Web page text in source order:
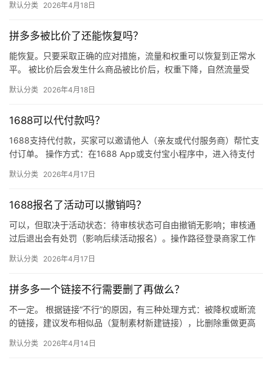
评少、…
默认分类 2026年4月18日
拼多多被比价了还能恢复吗？
能恢复。只要采取正确的应对措施，流量和权重可以恢复到正常水
平。 被比价后会发生什么商品被比价后，权重下降，自然流量受
网价格…
默认分类 2026年4月18日
1688可以代付款吗？
1688支持代付款，买家可以邀请他人（亲友或代付服务商）帮忙支
付订单。 操作方式：在1688 App或支付宝小程序中，进入待支付
默认分类 2026年4月17日
1688报名了活动可以撤销吗？
可以，但取决于活动状态：待审核状态可自由撤销无影响；审核通
过后退出会有处罚（影响后续活动报名）。操作路径登录商家工作
默认分类 2026年4月17日
拼多多一个链接不行需要删了再做么？
不一定。 根据链接“不行”的原因，有三种处理方式：被降权或断流
的链接，建议发布相似品（复制素材新建链接），比删除重做更高
市…
默认分类 2026年4月14日